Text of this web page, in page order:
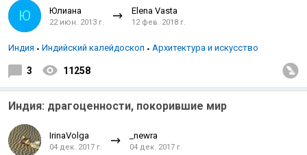
Ю Юлиана
22 июн. 2013 г.
Elena Vasta
12 фев. 2018 г.
Индия Индийский калейдоскоп Архитектура и искусство
3 11258
Индия: драгоценности, покорившие мир
IrinaVolga
04 дек. 2017 г.
_newra
04 дек. 2017 г.